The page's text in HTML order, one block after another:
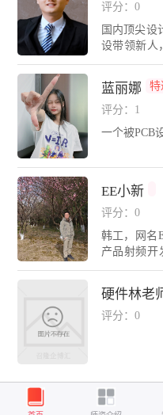
领域的高精
盖的设计包
医疗仪器设
等，有着丰
评分：0
国内顶尖设
设带领新人
DA无忧学院
ADS、
种EDA设计
企业进行高
度EDA设
职业技能
战攻坚包括
工控能源
高难度设计
蓝丽娜
特
评分：1
一个被PCB
EE小新
评分：0
韩工，网名
产品射频开
拥有多款百
计等，专注
射频入门实
硬件林老
评分：0